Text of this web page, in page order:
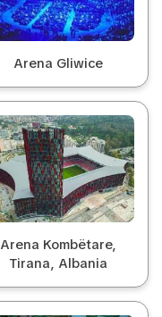
Arena Gliwice
Arena Kombëtare,
Tirana, Albania